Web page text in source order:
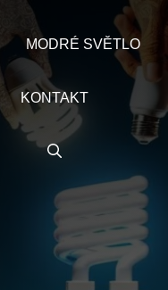
MODRÉ SVĚTLO
KONTAKT